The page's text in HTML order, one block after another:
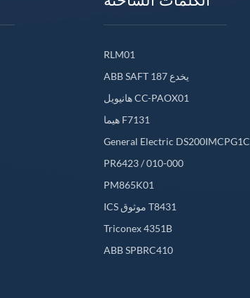
RLM01
ABB SAFT 187 يخدع
هانيويل CC-PAOX01
هيما F7131
General Electric DS200IMCPG1C
PR6423 / 010-000
PM865K01
ICS موثوق T8431
Triconex 4351B
ABB SPBRC410